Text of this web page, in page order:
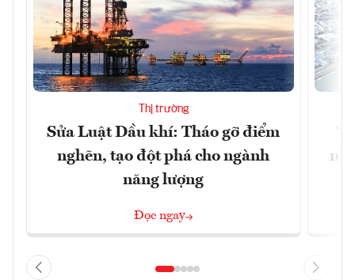
Thị trường
Sửa Luật Dầu khí: Tháo gỡ điểm
nghẽn, tạo đột phá cho ngành
năng lượng
Đọc ngay